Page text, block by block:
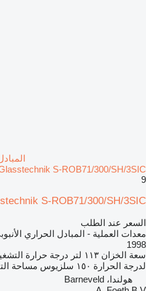
S-ROB71/300/SH/3SIC
9
S-ROB71/300/SH/3SIC
السعر عند الطلب
معدات العملية - المبادل الحراري
1998
سعة الخزان ١١٣ لتر درجة حرارة
لدرجة الحرارة ١٥٠ سلزيوس مساحة
هولندا، Barneveld